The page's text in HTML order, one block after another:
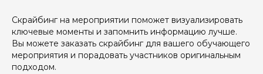
Скрайбинг на мероприятии поможет визуализировать
ключевые моменты и запомнить информацию лучше.
Вы можете заказать скрайбинг для вашего обучающего
мероприятия и порадовать участников оригинальным
подходом.